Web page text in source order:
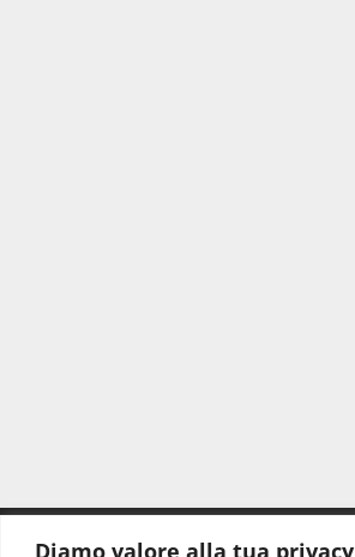
Diamo valore alla tua privacy